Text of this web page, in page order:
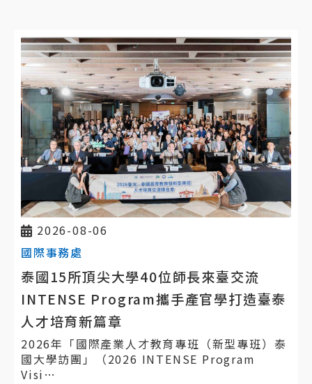
2026-08-06
國際事務處
泰國15所頂尖大學40位師長來臺交流
INTENSE Program攜手產官學打造臺泰
人才培育新篇章
2026年「國際產業人才教育專班（新型專班）泰
國大學訪團」（2026 INTENSE Program
Visi…